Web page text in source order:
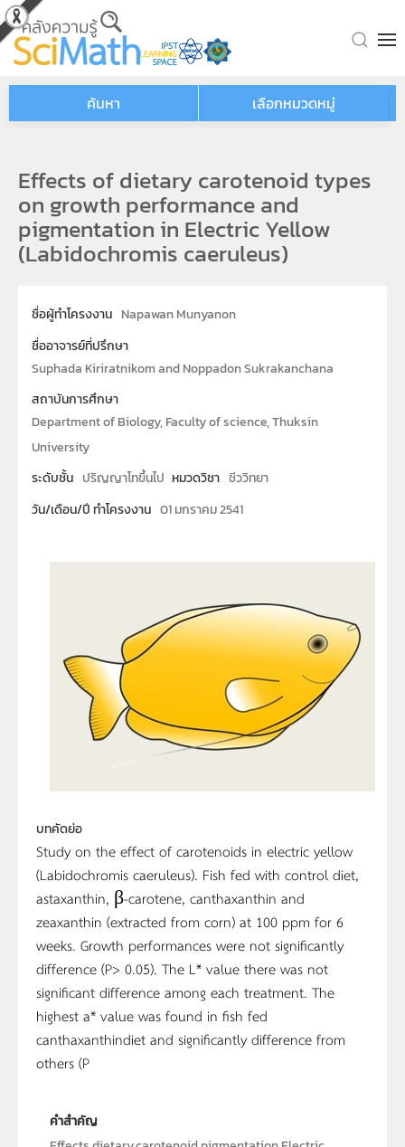
Skip to main content
ค้นหา เลือกหมวดหมู่
Effects of dietary carotenoid types
on growth performance and
pigmentation in Electric Yellow
(Labidochromis caeruleus)
ชื่อผู้ทำโครงงาน Napawan Munyanon
ชื่ออาจารย์ที่ปรึกษา
Suphada Kiriratnikom and Noppadon Sukrakanchana
สถาบันการศึกษา
Department of Biology, Faculty of science, Thuksin
University
ระดับชั้น ปริญญาโทขึ้นไป หมวดวิชา ชีววิทยา
วัน/เดือน/ปี ทำโครงงาน 01 มกราคม 2541
บทคัดย่อ
Study on the effect of carotenoids in electric yellow
(Labidochromis caeruleus). Fish fed with control diet,
astaxanthin, β-carotene, canthaxanthin and
zeaxanthin (extracted from corn) at 100 ppm for 6
weeks. Growth performances were not significantly
difference (P> 0.05). The L* value there was not
significant difference among each treatment. The
highest a* value was found in fish fed
canthaxanthindiet and significantly difference from
others (P
คำสำคัญ